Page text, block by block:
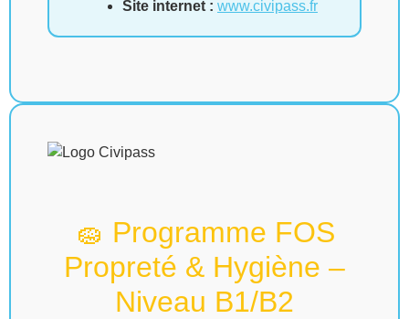
Site internet : www.civipass.fr
🧽 Programme FOS
Propreté & Hygiène –
Niveau B1/B2